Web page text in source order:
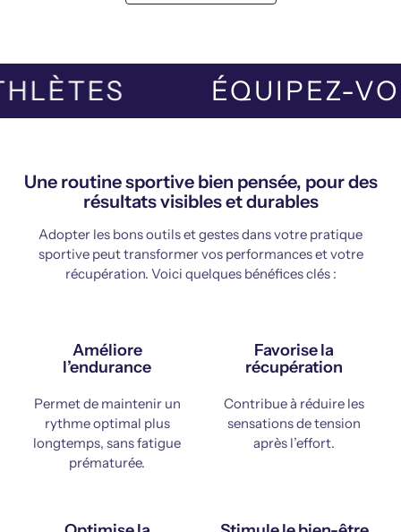
ÉQUIPEZ-
Une routine sportive bien pensée, pour des
résultats visibles et durables
Adopter les bons outils et gestes dans votre pratique
sportive peut transformer vos performances et votre
récupération. Voici quelques bénéfices clés :
Améliore
l’endurance
Permet de maintenir un
rythme optimal plus
longtemps, sans fatigue
prématurée.
Favorise la
récupération
Contribue à réduire les
sensations de tension
après l’effort.